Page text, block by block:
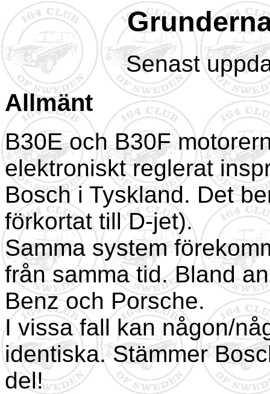
Senast
Allmänt
B30E och B30F
elektroniskt reglerat
Bosch i Tyskland. Det
förkortat till D-jet).
Samma system
från samma tid. Bland
Benz och Porsche.
I vissa fall kan någon/
identiska. Stämmer
del!